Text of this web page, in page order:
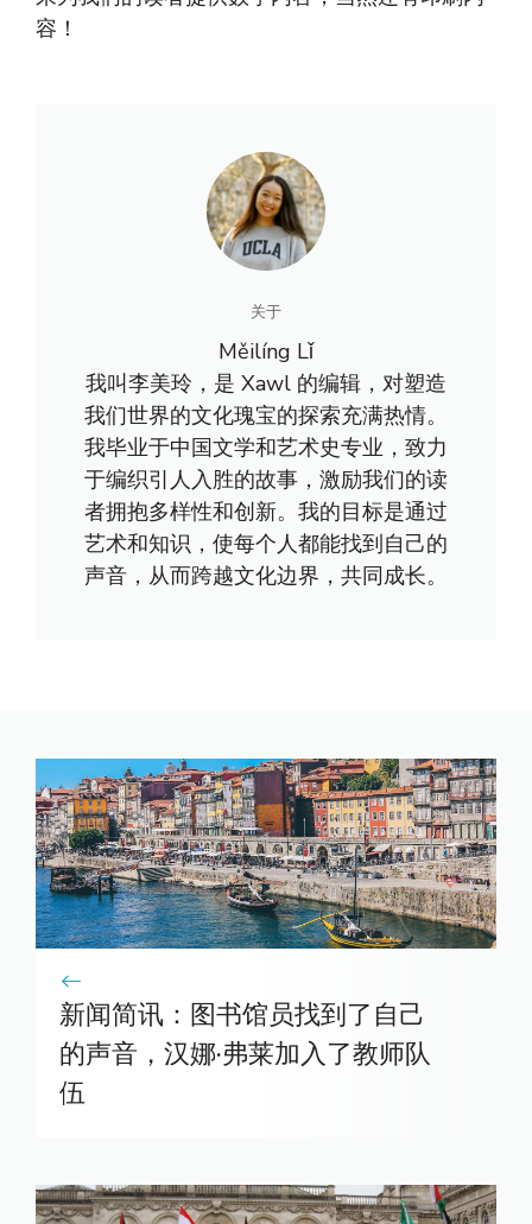
容！
关于
Měilíng Lǐ
我叫李美玲，是 Xawl 的编辑，对塑造
我们世界的文化瑰宝的探索充满热情。
我毕业于中国文学和艺术史专业，致力
于编织引人入胜的故事，激励我们的读
者拥抱多样性和创新。我的目标是通过
艺术和知识，使每个人都能找到自己的
声音，从而跨越文化边界，共同成长。
新闻简讯：图书馆员找到了自己
的声音，汉娜·弗莱加入了教师队
伍